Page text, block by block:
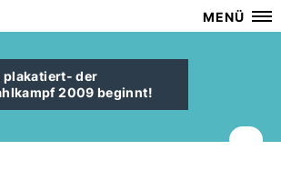
MENÜ
plakatiert- der
2009 beginnt!